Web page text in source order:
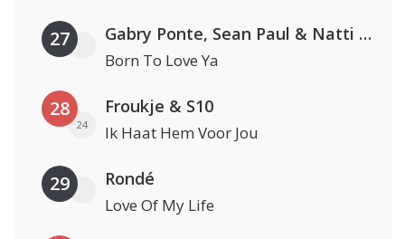
27 Gabry Ponte, Sean Paul & Natti Natasha
Born To Love Ya
28
24
Froukje & S10
Ik Haat Hem Voor Jou
29 Rondé
Love Of My Life